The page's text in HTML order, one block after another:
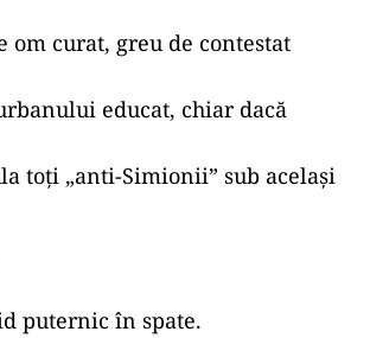
om curat, greu de contestat
educat, chiar dacă
toți „anti-Simionii” sub același
puternic în spate.